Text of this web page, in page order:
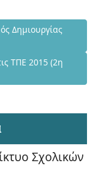
Διαγωνισμός
Δημιουργίας
Μαθητών στις
ΤΠΕ 2015 (2η
Σχολικών